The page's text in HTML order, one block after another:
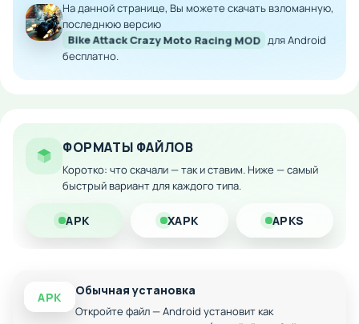
Особенности мода:
Улучшенная графика и визуальные эффекты
Бесконечный геймплей с прогрессирующей
Удобное сенсорное управление мотоциклом
Атмосфера супергеройского экшена
Загрузите модификацию прямо сейчас и присоединитесь к
миллионам фанатов этого увлекательного раннера!
На данной странице, Вы можете скачать взломанную,
последнюю версию
Bike Attack Crazy Moto Racing MOD для Android
бесплатно.
ФОРМАТЫ ФАЙЛОВ
Коротко: что скачали — так и ставим. Ниже — самый
быстрый вариант для каждого типа.
APK XAPK APKS
APK Обычная установка
Откройте файл — Android установит как